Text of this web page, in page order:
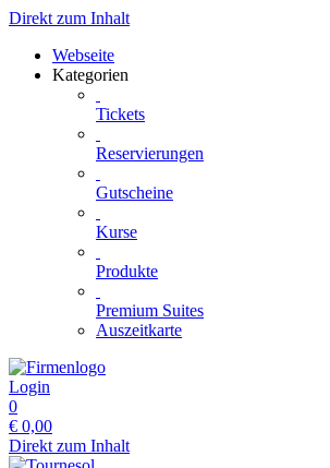
Direkt zum Inhalt
Webseite
Kategorien
Tickets
Reservierungen
Gutscheine
Kurse
Produkte
Premium Suites
Auszeitkarte
Login
0
€ 0,00
Direkt zum Inhalt